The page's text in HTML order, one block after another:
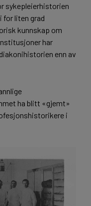
sykepleierhistorien
for liten grad
kunnskap om
har
enn av
ha blitt «gjemt»
i